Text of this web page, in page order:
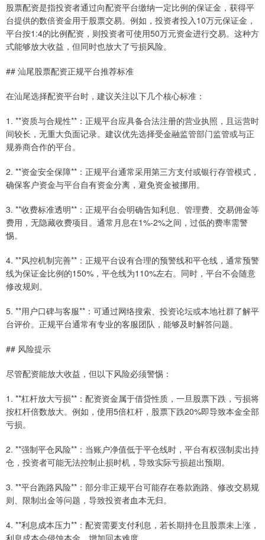
股票配资是指投资者通过向配资平台缴纳一定比例的保证金，获得平
台提供的数倍资金用于股票交易。例如，投资者投入10万元保证金，
平台按1:4的比例配资，则投资者可使用50万元资金进行交易。这种方
式能够放大收益，但同时也放大了亏损风险。
## 汕尾股票配资正规平台推荐标准
在汕尾选择配资平台时，建议关注以下几个核心标准：
1. **资质与合规性**：正规平台应具备合法注册的营业执照，且运营时
间较长，无重大负面记录。建议优先选择受金融监管部门监管或与正
规券商合作的平台。
2. **资金安全保障**：正规平台通常采用第三方支付或银行存管模式，
确保客户资金与平台自有资金分离，避免资金被挪用。
3. **收费标准透明**：正规平台会明确告知利息、管理费、交易佣金等
费用，无隐藏收费项目。通常月息在1%-2%之间，过低的费率需警
惕。
4. **风控机制完善**：正规平台设有合理的预警线和平仓线，通常预警
线为保证金比例的150%，平仓线为110%左右。同时，平台不会随意
修改规则。
5. **用户口碑与客服**：可通过网络搜索、投资论坛或本地社群了解平
台评价。正规平台通常有专业的客服团队，能够及时解答问题。
## 风险提示
尽管配资能放大收益，但以下风险必须警惕：
1. **杠杆放大亏损**：配资资金属于借贷性质，一旦股票下跌，亏损将
按杠杆倍数放大。例如，使用5倍杠杆，股票下跌20%即导致本金全部
亏损。
2. **强制平仓风险**：当账户净值低于平仓线时，平台有权强制卖出持
仓，投资者可能无法控制止损时机，导致实际亏损超出预期。
3. **平台跑路风险**：部分非正规平台可能存在卷款跑路、修改交易规
则、限制出金等问题，导致投资者血本无归。
4. **利息成本压力**：配资需要支付利息，若长期持仓且股票未上涨，
利息成本会侵蚀本金，增加回本难度。